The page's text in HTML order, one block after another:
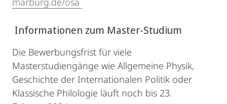
Informationen zum Master-Studium
Die Bewerbungsfrist für viele
Masterstudiengänge wie Allgemeine Physik,
Geschichte der Internationalen Politik oder
Klassische Philologie läuft noch bis 23.